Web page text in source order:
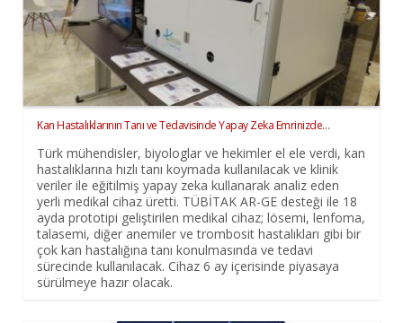
Kan Hastalıklarının Tanı ve Tedavisinde Yapay Zeka Emrinizde…
Türk mühendisler, biyologlar ve hekimler el ele verdi, kan
hastalıklarına hızlı tanı koymada kullanılacak ve klinik
veriler ile eğitilmiş yapay zeka kullanarak analiz eden
yerli medikal cihaz üretti. TÜBİTAK AR-GE desteği ile 18
ayda prototipi geliştirilen medikal cihaz; lösemi, lenfoma,
talasemi, diğer anemiler ve trombosit hastalıkları gibi bir
çok kan hastalığına tanı konulmasında ve tedavi
sürecinde kullanılacak. Cihaz 6 ay içerisinde piyasaya
sürülmeye hazır olacak.